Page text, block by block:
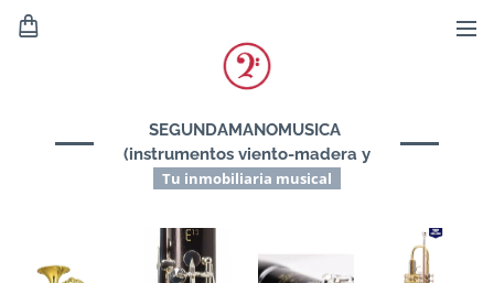
SEGUNDAMANOMUSICA
(instrumentos viento-madera y
viento-metal)
Tu inmobiliaria musical